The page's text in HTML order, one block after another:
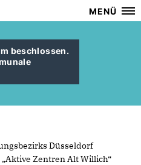
MENÜ
beschlossen.
Düsseldorf
Zentren Alt Willich“